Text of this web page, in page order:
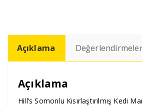
Açıklama
Açıklama
Hill’s Somonlu Kısırlaştırılmış Kedi